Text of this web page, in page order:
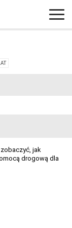
jak
drogową dla